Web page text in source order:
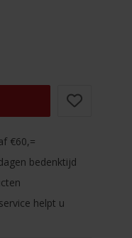
€60,=
bedenktijd
helpt u